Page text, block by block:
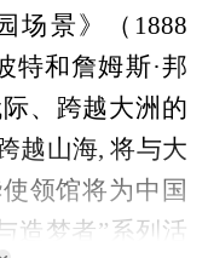
场景》（1888
特和詹姆斯·邦
、跨越大洲的
越山海, 将与大
领馆将为中国
造梦者”系列活